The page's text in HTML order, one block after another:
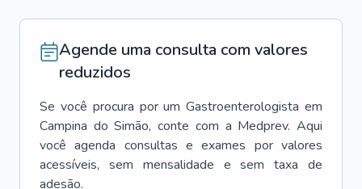
Agende uma consulta com valores
reduzidos
Se você procura por um Gastroenterologista em
Campina do Simão, conte com a Medprev. Aqui
você agenda consultas e exames por valores
acessíveis, sem mensalidade e sem taxa de
adesão.